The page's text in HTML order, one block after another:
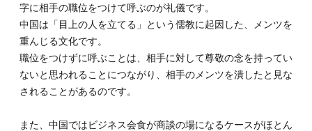
字に相手の職位をつけて呼ぶのが礼儀です。
中国は「目上の人を立てる」という儒教に起因した、メンツを
重んじる文化です。
職位をつけずに呼ぶことは、相手に対して尊敬の念を持ってい
ないと思われることにつながり、相手のメンツを潰したと見な
されることがあるのです。
また、中国ではビジネス会食が商談の場になるケースがほとん